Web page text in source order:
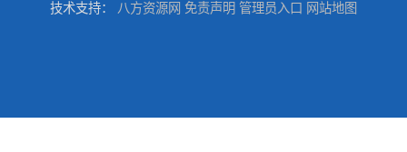
技术支持： 八方资源网 免责声明 管理员入口 网站地图